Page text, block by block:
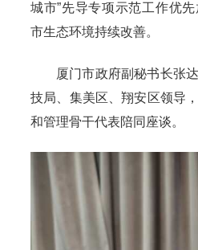
城市”先导专项示范工作优
市生态环境持续改善。
厦门市政府副秘书长张
技局、集美区、翔安区领导
和管理骨干代表陪同座谈。